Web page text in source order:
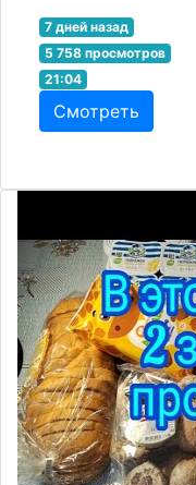
7 дней назад
5 758 просмотров
21:04
Смотреть